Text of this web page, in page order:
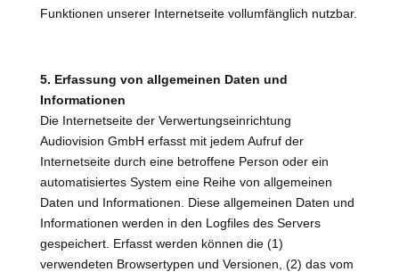
Funktionen unserer Internetseite vollumfänglich nutzbar.
5. Erfassung von allgemeinen Daten und
Informationen
Die Internetseite der Verwertungseinrichtung
Audiovision GmbH erfasst mit jedem Aufruf der
Internetseite durch eine betroffene Person oder ein
automatisiertes System eine Reihe von allgemeinen
Daten und Informationen. Diese allgemeinen Daten und
Informationen werden in den Logfiles des Servers
gespeichert. Erfasst werden können die (1)
verwendeten Browsertypen und Versionen, (2) das vom